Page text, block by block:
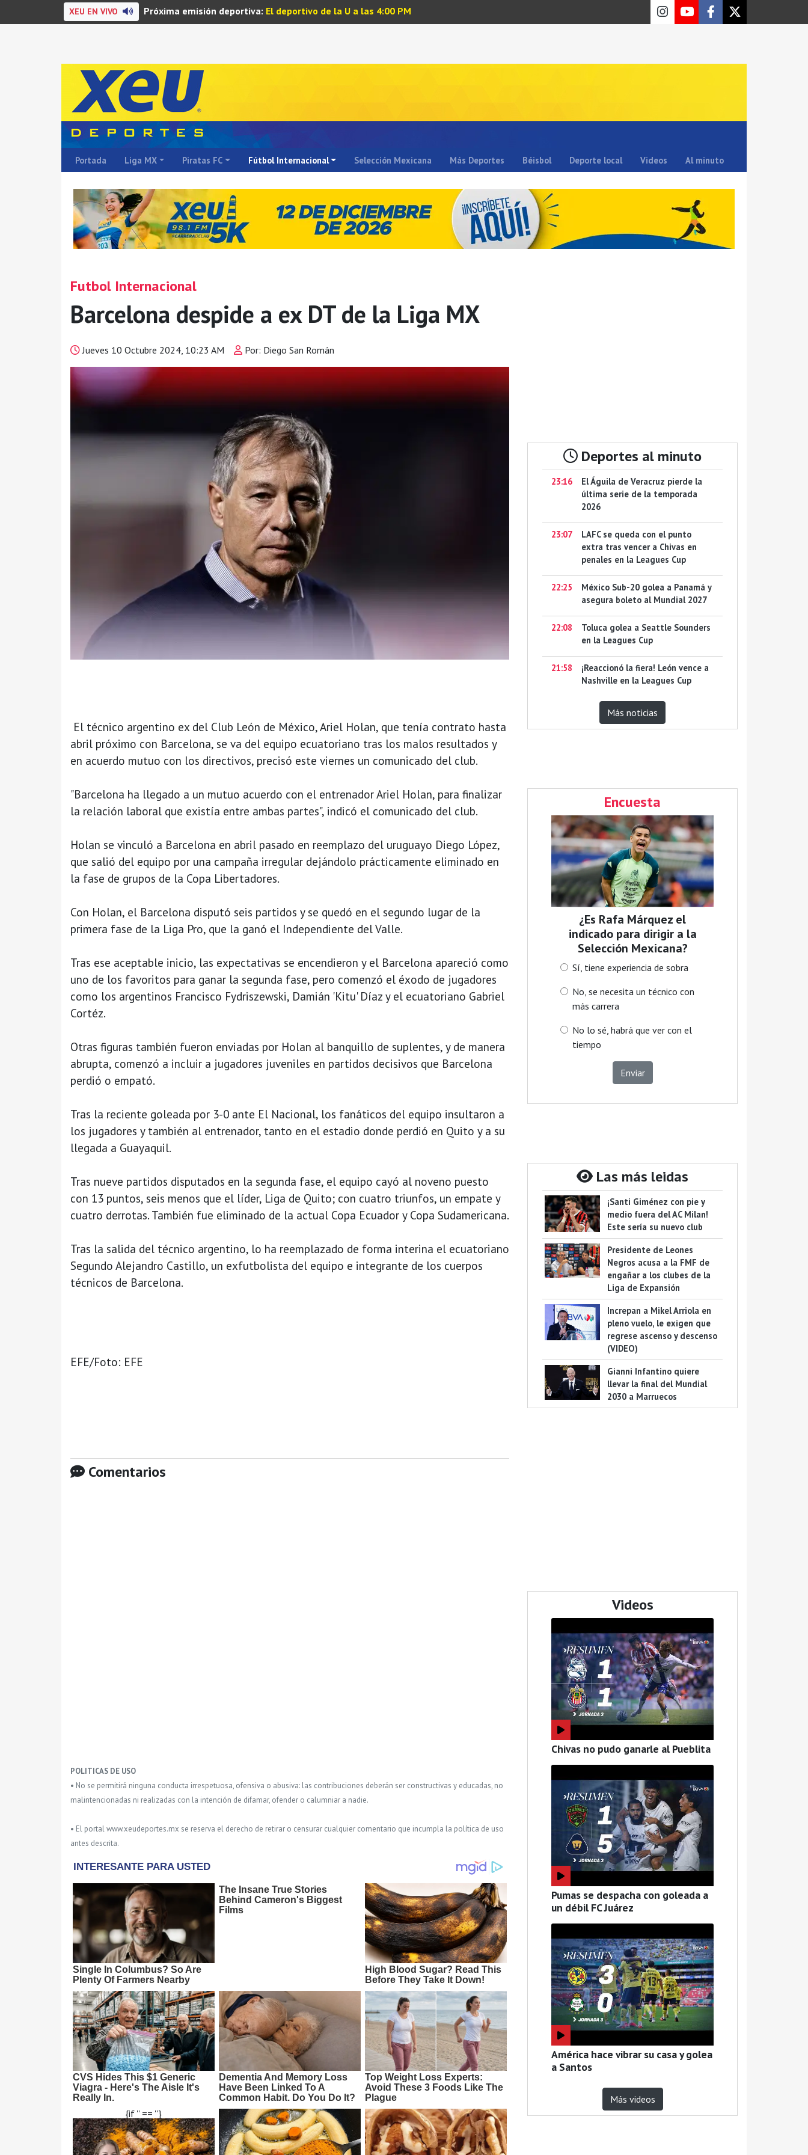
XEU EN VIVO Próxima emisión deportiva: El deportivo de la U a las 4:00 PM
Portada Liga MX Piratas FC Fútbol Internacional Selección Mexicana Más Deportes Béisbol Deporte local Videos Al minuto
Futbol Internacional
Barcelona despide a ex DT de la Liga MX
Jueves 10 Octubre 2024, 10:23 AM Por: Diego San Román
El técnico argentino ex del Club León de México, Ariel Holan, que tenía contrato hasta
abril próximo con Barcelona, se va del equipo ecuatoriano tras los malos resultados y
en acuerdo mutuo con los directivos, precisó este viernes un comunicado del club.
"Barcelona ha llegado a un mutuo acuerdo con el entrenador Ariel Holan, para finalizar
la relación laboral que existía entre ambas partes", indicó el comunicado del club.
Holan se vinculó a Barcelona en abril pasado en reemplazo del uruguayo Diego López,
que salió del equipo por una campaña irregular dejándolo prácticamente eliminado en
la fase de grupos de la Copa Libertadores.
Con Holan, el Barcelona disputó seis partidos y se quedó en el segundo lugar de la
primera fase de la Liga Pro, que la ganó el Independiente del Valle.
Tras ese aceptable inicio, las expectativas se encendieron y el Barcelona apareció como
uno de los favoritos para ganar la segunda fase, pero comenzó el éxodo de jugadores
como los argentinos Francisco Fydriszewski, Damián 'Kitu' Díaz y el ecuatoriano Gabriel
Cortéz.
Otras figuras también fueron enviadas por Holan al banquillo de suplentes, y de manera
abrupta, comenzó a incluir a jugadores juveniles en partidos decisivos que Barcelona
perdió o empató.
Tras la reciente goleada por 3-0 ante El Nacional, los fanáticos del equipo insultaron a
los jugadores y también al entrenador, tanto en el estadio donde perdió en Quito y a su
llegada a Guayaquil.
Tras nueve partidos disputados en la segunda fase, el equipo cayó al noveno puesto
con 13 puntos, seis menos que el líder, Liga de Quito; con cuatro triunfos, un empate y
cuatro derrotas. También fue eliminado de la actual Copa Ecuador y Copa Sudamericana.
Tras la salida del técnico argentino, lo ha reemplazado de forma interina el ecuatoriano
Segundo Alejandro Castillo, un exfutbolista del equipo e integrante de los cuerpos
técnicos de Barcelona.
EFE/Foto: EFE
Comentarios
POLITICAS DE USO
• No se permitirá ninguna conducta irrespetuosa, ofensiva o abusiva: las contribuciones deberán ser constructivas y educadas, no
malintencionadas ni realizadas con la intención de difamar, ofender o calumniar a nadie.
• El portal www.xeudeportes.mx se reserva el derecho de retirar o censurar cualquier comentario que incumpla la política de uso
antes descrita.
Deportes al minuto
23:16
El Águila de Veracruz pierde la
última serie de la temporada
2026
23:07
LAFC se queda con el punto
extra tras vencer a Chivas en
penales en la Leagues Cup
22:25
México Sub-20 golea a Panamá y
asegura boleto al Mundial 2027
22:08
Toluca golea a Seattle Sounders
en la Leagues Cup
21:58
¡Reaccionó la fiera! León vence a
Nashville en la Leagues Cup
Más noticias
Encuesta
¿Es Rafa Márquez el
indicado para dirigir a la
Selección Mexicana?
Sí, tiene experiencia de sobra
No, se necesita un técnico con
más carrera
No lo sé, habrá que ver con el
tiempo
Enviar
Las más leidas
¡Santi Giménez con pie y
medio fuera del AC Milan!
Este sería su nuevo club
Presidente de Leones
Negros acusa a la FMF de
engañar a los clubes de la
Liga de Expansión
Increpan a Mikel Arriola en
pleno vuelo, le exigen que
regrese ascenso y descenso
(VIDEO)
Gianni Infantino quiere
llevar la final del Mundial
2030 a Marruecos
Videos
Chivas no pudo ganarle al Pueblita
Pumas se despacha con goleada a
un débil FC Juárez
América hace vibrar su casa y golea
a Santos
Más videos